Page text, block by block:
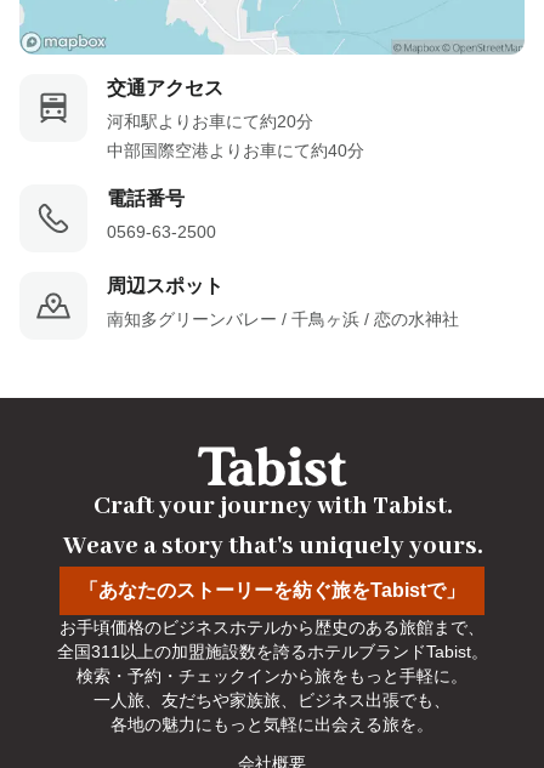
交通アクセス
河和駅よりお車にて約20分
中部国際空港よりお車にて約40分
電話番号
0569-63-2500
周辺スポット
南知多グリーンバレー / 千鳥ヶ浜 / 恋の水神社
「あなたのストーリーを紡ぐ旅をTabistで」
Craft your journey with Tabist.
Weave a story that's uniquely yours.
お手頃価格のビジネスホテルから歴史のある旅館まで、
全国311以上の加盟施設数を誇るホテルブランドTabist。
検索・予約・チェックインから旅をもっと手軽に。
一人旅、友だちや家族旅、ビジネス出張でも、
各地の魅力にもっと気軽に出会える旅を。
会社概要